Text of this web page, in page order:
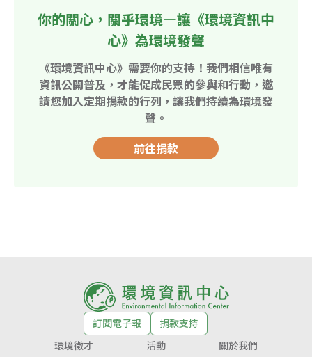
你的關心，關乎環境—讓《環境資訊中
心》為環境發聲
《環境資訊中心》需要你的支持！我們相信唯有
資訊公開普及，才能促成民眾的參與和行動，邀
請您加入定期捐款的行列，讓我們持續為環境發
聲。
前往捐款
訂閱電子報
捐款支持
環境徵才
活動 關於我們